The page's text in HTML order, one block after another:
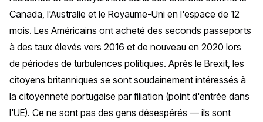
Canada, l'Australie et le Royaume-Uni en l'espace de 12
mois. Les Américains ont acheté des seconds passeports
à des taux élevés vers 2016 et de nouveau en 2020 lors
de périodes de turbulences politiques. Après le Brexit, les
citoyens britanniques se sont soudainement intéressés à
la citoyenneté portugaise par filiation (point d'entrée dans
l'UE). Ce ne sont pas des gens désespérés — ils sont